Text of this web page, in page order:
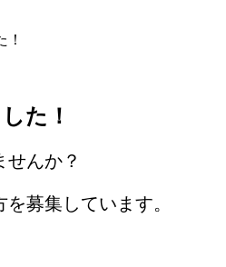
た！
せんか？
募集しています。